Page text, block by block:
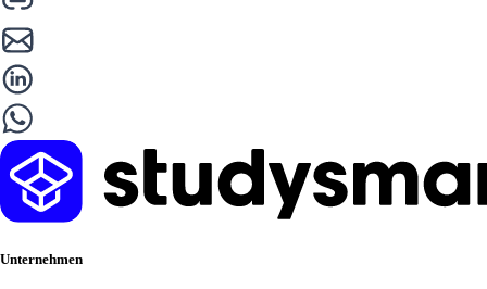
Unternehmen